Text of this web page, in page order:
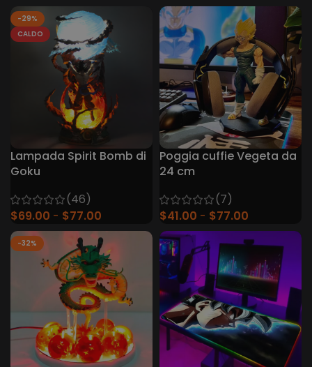
-29%
CALDO
Lampada Spirit Bomb di
Goku
(46)
$69.00 $77.00
Poggia cuffie Vegeta da
24 cm
(7)
$41.00 $77.00
-32%